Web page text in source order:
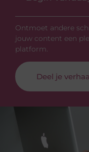
Ontmoet andere
jouw content een
platform.
Deel je